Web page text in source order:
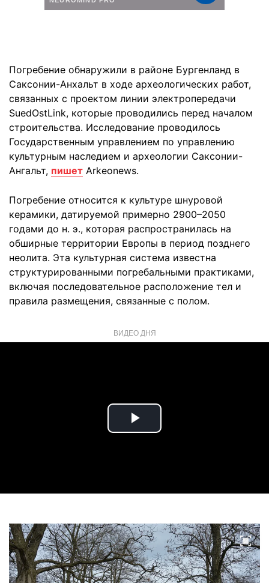
Погребение обнаружили в районе Бургенланд в
Саксонии-Анхальт в ходе археологических работ,
связанных с проектом линии электропередачи
SuedOstLink, которые проводились перед началом
строительства. Исследование проводилось
Государственным управлением по управлению
культурным наследием и археологии Саксонии-
Ангальт, пишет Arkeonews.
Погребение относится к культуре шнуровой
керамики, датируемой примерно 2900–2050
годами до н. э., которая распространилась на
обширные территории Европы в период позднего
неолита. Эта культурная система известна
структурированными погребальными практиками,
включая последовательное расположение тел и
правила размещения, связанные с полом.
ВИДЕО ДНЯ
Play